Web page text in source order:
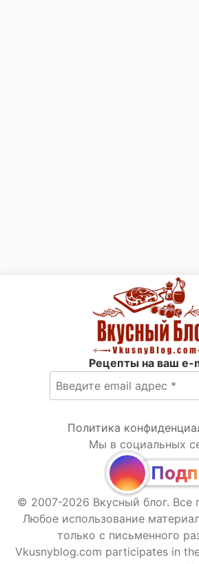
Рецепты на ваш e-
Политика
Мы в социальных
© 2007-2026 Вкусный блог. Все
Любое использование
только с письменного
Vkusnyblog.com participates in